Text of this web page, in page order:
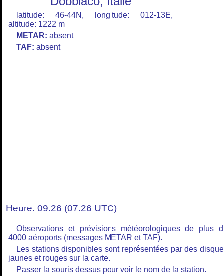
latitude: 46-44N, longitude: 012-13E,
altitude: 1222 m
METAR: absent
TAF: absent
Heure: 09:26 (07:26 UTC)
Observations et prévisions météorologiques de plus
4000 aéroports (messages METAR et TAF).
Les stations disponibles sont représentées par des
jaunes et rouges sur la carte.
Passer la souris dessus pour voir le nom de la station.